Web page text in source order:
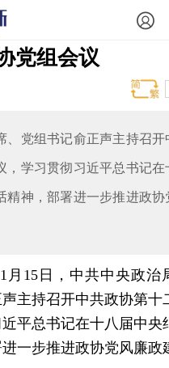
党组会议
、党组书记俞正声主持召开
，学习贯彻习近平总书记在
精神，部署进一步推进政协
月15日，中共中央政治
主持召开中共政协第十
平总书记在十八届中央
一步推进政协党风廉政